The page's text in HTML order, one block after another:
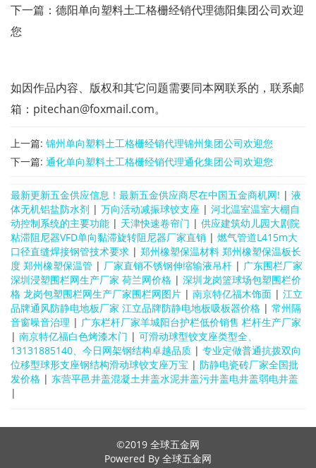
下一篇：德阳单向塑料土工格栅经销代理德阳集团公司欢迎
您
如因作品内容、版权和其它问题需要同本网联系的，联系邮
箱：pitechan@foxmail.com。
上一篇: 锦州单向塑料土工格栅经销代理锦州集团公司欢迎您
下一篇: 通化单向塑料土工格栅经销代理通化集团公司欢迎您
最新更新五金供应信息！最新五金供应商尽在中国五金商机网! | 液
体无机铝盐防水剂 | 万向活动减振球铰支座 | 河北温室温室大棚自
动控制系统的主要功能 | 天津快速卷帘门 | 供应建筑幼儿园大剧院
粘滞阻尼器VFD单向黏滞旋转阻尼器厂家直销 | 燃气管道L415m大
口径直缝焊接钢管技术要求 | 郑州橡塑保温材料 郑州橡塑保温板长
度 郑州橡塑保温管 | 厂家直销不锈钢伸缩输液吊杆 | 广东围栏厂家
深圳浸塑围栏网生产厂家 荷兰网价格 | 深圳龙岗篮球场包塑围栏价
格 龙岗包塑围栏网生产厂家围栏网图片 | 南京特亿福木饰面 | 江立
品牌通风防静电地板厂家 江立品牌防静电地板吸板器价格 | 常州隔
音窗噪音治理 | 广东栏杆厂家羊城阳台护栏低价销售 栏杆生产厂家
| 南京特亿福白色烤漆木门 | 可滑动球型铰支座类型全、
13131885140、今日网架钢结构卓越品质 | 专业定做普通抗拨双向
位移型球形支座钢结构滑动球铰支座万宝 | 防静电瓷砖厂家全国批
发价格 | 东营平邑井盖混凝土井盖水泥井盖污井盖电井盖弱电井盖
|
©2019 全球五金网
Powered By 全球五金网